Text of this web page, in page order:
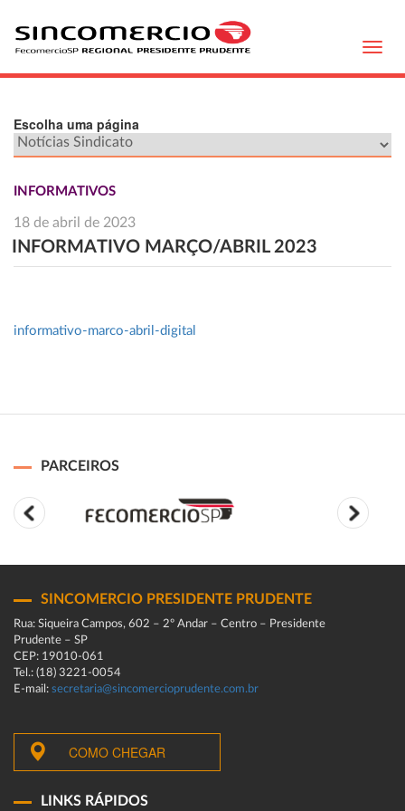
Escolha uma página
INFORMATIVOS
18 de abril de 2023
INFORMATIVO MARÇO/ABRIL 2023
informativo-marco-abril-digital
PARCEIROS
SINCOMERCIO PRESIDENTE PRUDENTE
Rua: Siqueira Campos, 602 – 2º Andar – Centro – Presidente
Prudente – SP
CEP: 19010-061
Tel.: (18) 3221-0054
E-mail: secretaria@sincomercioprudente.com.br
COMO CHEGAR
LINKS RÁPIDOS